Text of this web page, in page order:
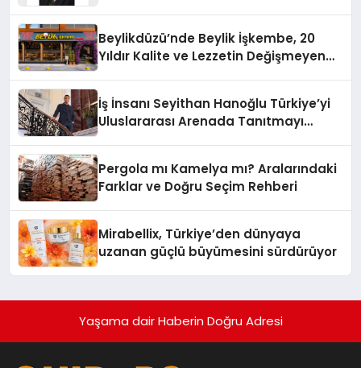
Beylikdüzü’nde Beylik İşkembe, 20
Yıldır Kalite ve Lezzetin Değişmeyen
İş İnsanı Seyithan Hanoğlu Türkiye’yi
Uluslararası Arenada Tanıtmayı
Pergola mı Kamelya mı? Aralarındaki
Farklar ve Doğru Seçim Rehberi
Mirabellix, Türkiye’den dünyaya
uzanan güçlü büyümesini sürdürüyor
Yaşama dair Haberin Doğru Adresi